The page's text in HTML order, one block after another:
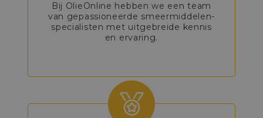
Bij OlieOnline hebben we een team
van gepassioneerde smeermiddelen-
specialisten met uitgebreide kennis
en ervaring.